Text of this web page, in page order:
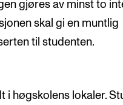
gjøres av minst to
skal gi en muntlig
til studenten.
i høgskolens lokaler.